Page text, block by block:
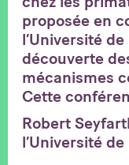
proposée en
l’Université
découverte
mécanismes
Cette
Robert
l’Université